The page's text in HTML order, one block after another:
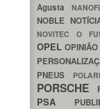
Agusta
NOBLE
NOVITEC O
OPEL OPINIÃO
PNEUS
PORSCHE
PSA